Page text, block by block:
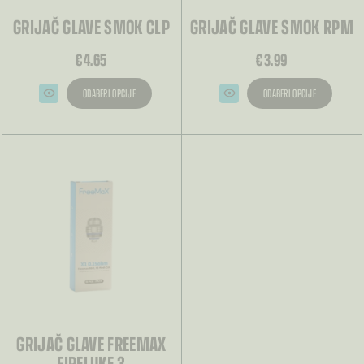
GRIJAČ GLAVE SMOK CLP
€4.65
ODABERI OPCIJE
Ovaj
ima
mogu
odabrati
proizvoda
GRIJAČ GLAVE SMOK RPM
€3.99
ODABERI OPCIJE
Ovaj
ima
GRIJAČ GLAVE FREEMAX